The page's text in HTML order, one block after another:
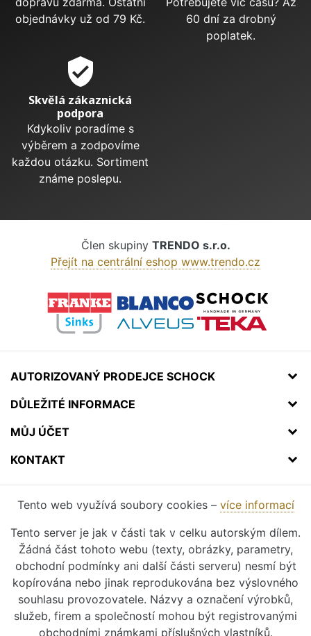
objednávky už od 79 Kč.
60 dní za drobný
poplatek.
verified_user
Skvělá zákaznická
podpora
Kdykoliv poradíme s
výběrem a zodpovíme
každou otázku. Sortiment
známe poslepu.
Člen skupiny TRENDO s.r.o.
Přejít na centrální eshop www.trendo.cz
AUTORIZOVANÝ PRODEJCE SCHOCK
DŮLEŽITÉ INFORMACE
MŮJ ÚČET
KONTAKT
Tento web využívá soubory cookies – více informací
Tento server je jak v části tak v celku autorským dílem.
Žádná část tohoto webu (texty, obrázky, parametry,
obchodní podmínky ani další části serveru) nesmí být
kopírována nebo jinak reprodukována bez výslovného
souhlasu provozovatele. Názvy a označení výrobků,
služeb, firem a společností mohou být registrovanými
obchodními známkami příslušných vlastníků.